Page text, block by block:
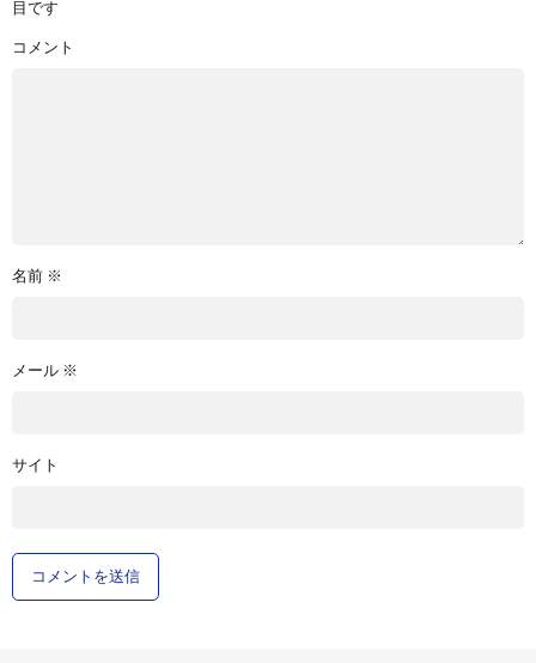
目です
コメント
名前 ※
メール ※
サイト